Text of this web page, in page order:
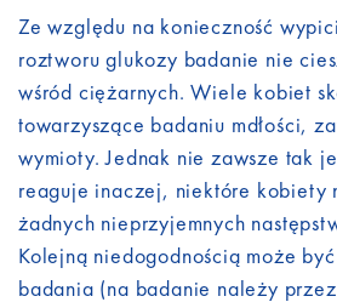
Ze względu na konieczność
roztworu glukozy badanie nie
wśród ciężarnych. Wiele kobiet
towarzyszące badaniu mdłości,
wymioty. Jednak nie zawsze tak
reaguje inaczej, niektóre kobiety
żadnych nieprzyjemnych
Kolejną niedogodnością może
badania (na badanie należy